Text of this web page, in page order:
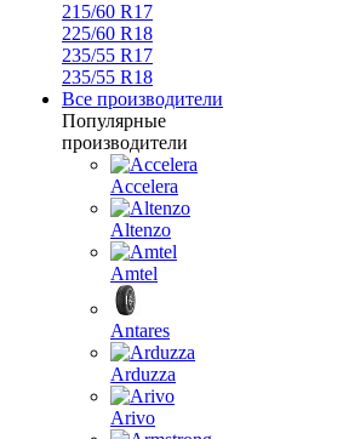
215/60 R17
225/60 R18
235/55 R17
235/55 R18
Все производители
Популярные
производители
Accelera
Altenzo
Amtel
Antares
Arduzza
Arivo